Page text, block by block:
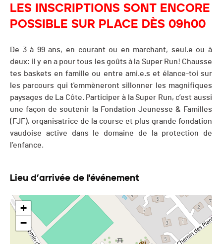
LES INSCRIPTIONS SONT ENCORE
POSSIBLE SUR PLACE DÈS 09h00
De 3 à 99 ans, en courant ou en marchant, seul.e ou à
deux: il y en a pour tous les goûts à la Super Run! Chausse
tes baskets en famille ou entre ami.e.s et élance-toi sur
les parcours qui t'emmèneront sillonner les magnifiques
paysages de La Côte. Participer à la Super Run, c’est aussi
une façon de soutenir la Fondation Jeunesse & Familles
(FJF), organisatrice de la course et plus grande fondation
vaudoise active dans le domaine de la protection de
l’enfance.
Lieu d’arrivée de l'événement
+
−